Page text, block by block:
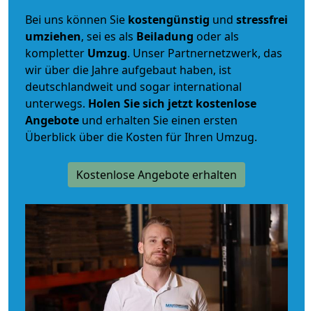
Bei uns können Sie kostengünstig und stressfrei
umziehen, sei es als Beiladung oder als
kompletter Umzug. Unser Partnernetzwerk, das
wir über die Jahre aufgebaut haben, ist
deutschlandweit und sogar international
unterwegs. Holen Sie sich jetzt kostenlose
Angebote und erhalten Sie einen ersten
Überblick über die Kosten für Ihren Umzug.
Kostenlose Angebote erhalten